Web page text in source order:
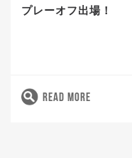
プレーオフ出場！
READ MORE